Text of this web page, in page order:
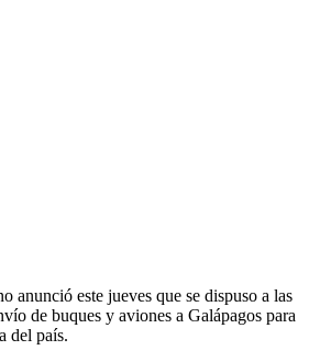
anunció este jueves que se dispuso a las
de buques y aviones a Galápagos para
del país.